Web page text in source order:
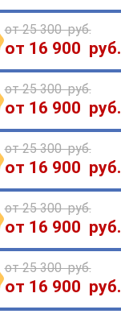
от 25 300 руб.
от 16 900 руб.
от 25 300 руб.
от 16 900 руб.
от 25 300 руб.
от 16 900 руб.
от 25 300 руб.
от 16 900 руб.
от 25 300 руб.
от 16 900 руб.